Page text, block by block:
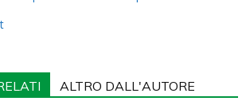
ALTRO DALL'AUTORE